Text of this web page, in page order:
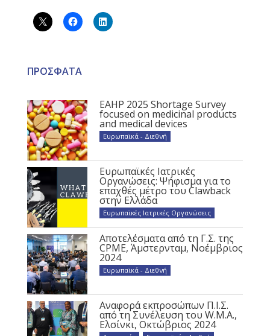
ΠΡΟΣΦΑΤΑ
EAHP 2025 Shortage Survey
focused on medicinal products
and medical devices
Ευρωπαϊκά - Διεθνή
Ευρωπαϊκές Ιατρικές
Οργανώσεις: Ψήφισμα για το
επαχθές μέτρο του Clawback
στην Ελλάδα
Ευρωπαϊκές Ιατρικές Οργανώσεις
Αποτελέσματα από τη Γ.Σ. της
CPME, Άμστερνταμ, Νοέμβριος
2024
Ευρωπαϊκά - Διεθνή
Αναφορά εκπροσώπων Π.Ι.Σ.
από τη Συνέλευση του W.M.A.,
Ελσίνκι, Οκτώβριος 2024